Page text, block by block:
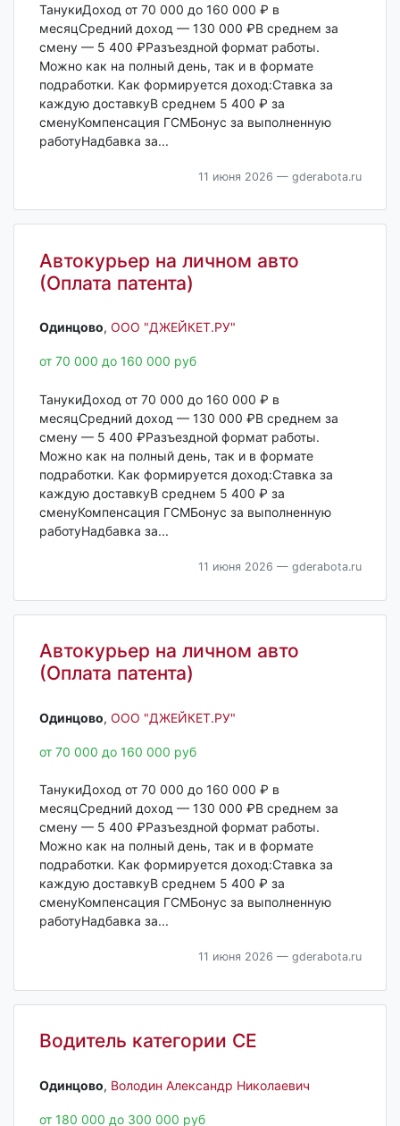
ТанукиДоход от 70 000 до 160 000 ₽ в
месяцСредний доход — 130 000 ₽В среднем за
смену — 5 400 ₽Разъездной формат работы.
Можно как на полный день, так и в формате
подработки. Как формируется доход:Ставка за
каждую доставкуВ среднем 5 400 ₽ за
сменуКомпенсация ГСМБонус за выполненную
работуНадбавка за...
11 июня 2026 — gderabota.ru
Автокурьер на личном авто
(Оплата патента)
Одинцово‎, ООО "ДЖЕЙКЕТ.РУ"
от 70 000 до 160 000 руб
ТанукиДоход от 70 000 до 160 000 ₽ в
месяцСредний доход — 130 000 ₽В среднем за
смену — 5 400 ₽Разъездной формат работы.
Можно как на полный день, так и в формате
подработки. Как формируется доход:Ставка за
каждую доставкуВ среднем 5 400 ₽ за
сменуКомпенсация ГСМБонус за выполненную
работуНадбавка за...
11 июня 2026 — gderabota.ru
Автокурьер на личном авто
(Оплата патента)
Одинцово‎, ООО "ДЖЕЙКЕТ.РУ"
от 70 000 до 160 000 руб
ТанукиДоход от 70 000 до 160 000 ₽ в
месяцСредний доход — 130 000 ₽В среднем за
смену — 5 400 ₽Разъездной формат работы.
Можно как на полный день, так и в формате
подработки. Как формируется доход:Ставка за
каждую доставкуВ среднем 5 400 ₽ за
сменуКомпенсация ГСМБонус за выполненную
работуНадбавка за...
11 июня 2026 — gderabota.ru
Водитель категории СЕ
Одинцово‎, Володин Александр Николаевич
от 180 000 до 300 000 руб